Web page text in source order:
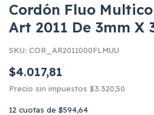
Cordón Fluo
Art 2011 De 3mm X
SKU: COR_AR2011000FLMUU
$4.017,81
Precio sin impuestos $3.320,50
12 cuotas de $594,64